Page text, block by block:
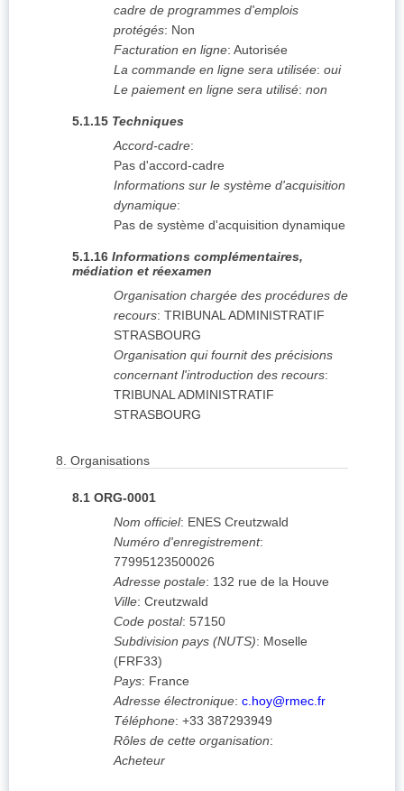
cadre de programmes d'emplois
protégés: Non
Facturation en ligne: Autorisée
La commande en ligne sera utilisée: oui
Le paiement en ligne sera utilisé: non
5.1.15 Techniques
Accord-cadre:
Pas d'accord-cadre
Informations sur le système d'acquisition
dynamique:
Pas de système d'acquisition dynamique
5.1.16 Informations complémentaires,
médiation et réexamen
Organisation chargée des procédures de
recours: TRIBUNAL ADMINISTRATIF
STRASBOURG
Organisation qui fournit des précisions
concernant l'introduction des recours:
TRIBUNAL ADMINISTRATIF
STRASBOURG
8. Organisations
8.1 ORG-0001
Nom officiel: ENES Creutzwald
Numéro d'enregistrement:
77995123500026
Adresse postale: 132 rue de la Houve
Ville: Creutzwald
Code postal: 57150
Subdivision pays (NUTS): Moselle
(FRF33)
Pays: France
Adresse électronique: c.hoy@rmec.fr
Téléphone: +33 387293949
Rôles de cette organisation:
Acheteur